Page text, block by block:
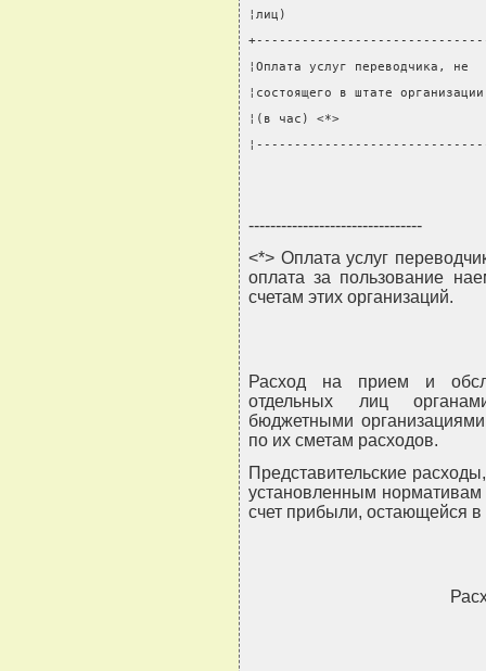
¦лиц)
¦Оплата услуг переводчика,
¦состоящего в штате
¦(в час) <*>
--------------------------------
<*> Оплата услуг
оплата за пользование
счетам этих организаций.
Расход на прием и
отдельных лиц
бюджетными
по их сметам расходов.
Представительские
установленным нормативам
счет прибыли, остающейся